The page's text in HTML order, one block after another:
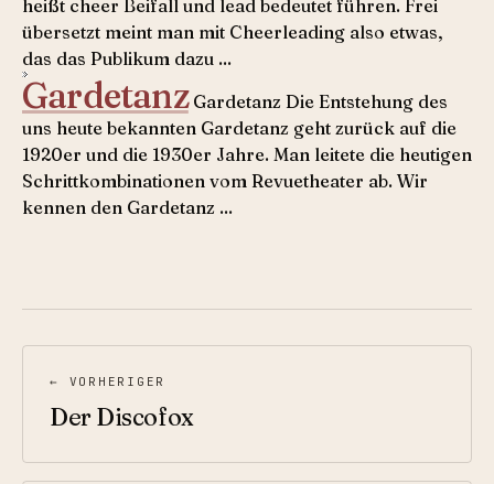
heißt cheer Beifall und lead bedeutet führen. Frei
übersetzt meint man mit Cheerleading also etwas,
das das Publikum dazu ...
GardetanzGardetanz Die Entstehung des
uns heute bekannten Gardetanz geht zurück auf die
1920er und die 1930er Jahre. Man leitete die heutigen
Schrittkombinationen vom Revuetheater ab. Wir
kennen den Gardetanz ...
← VORHERIGER
Der Discofox